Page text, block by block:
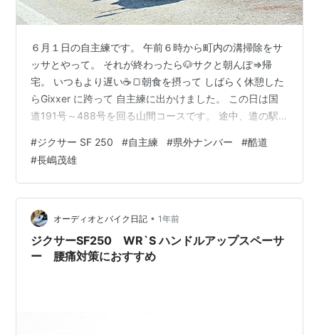
６月１日の自主練です。 午前６時から町内の溝掃除をサ
ッサとやって。 それが終わったら🐶サクと朝んぽ⇒帰
宅。 いつもより遅い☕🍞朝食を摂って しばらく休憩した
らGixxer に跨って 自主練に出かけました。 この日は国
道191号～488号を回る山間コースです。 途中、道の駅
バイクが多くて・・・ 不愉快な思いをしたら嫌なんで 自
販機でジュースだけ買ってさっさと退散。 清流沿いのビ
ューポイントでGixxerを撮るついでに 一人でジュースを
飲んで休憩しました。 そうしている数分間にも、県外ナ
ンバーの 💩ライダーが爆走して行きました・・・ 道の駅
をスル…
#ジクサー SF 250 #自主練 #県外ナンバー #酷道
#長嶋茂雄
オーディオとバイク日記 • 1年前
ジクサーSF250 WR`S ハンドルアップスペーサ
ー 腰痛対策におすすめ